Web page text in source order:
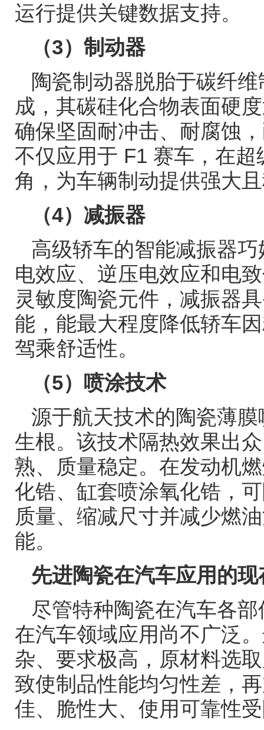
运行提供关键数据支持。
（3）制动器
陶瓷制动器脱胎于碳纤
成，其碳硅化合物表面硬
确保坚固耐冲击、耐腐蚀
不仅应用于 F1 赛车，在超
角，为车辆制动提供强大
（4）减振器
高级轿车的智能减振器
电效应、逆压电效应和电
灵敏度陶瓷元件，减振器
能，能最大程度降低轿车
驾乘舒适性。
（5）喷涂技术
源于航天技术的陶瓷薄
生根。该技术隔热效果出
熟、质量稳定。在发动机
化锆、缸套喷涂氧化锆，
质量、缩减尺寸并减少燃
能。
先进陶瓷在汽车应用的
尽管特种陶瓷在汽车各
在汽车领域应用尚不广泛
杂、要求极高，原材料选
致使制品性能均匀性差，
佳、脆性大、使用可靠性